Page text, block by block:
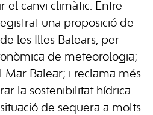
el canvi climàtic. Entre
una proposició de
les Illes Balears, per
de meteorologia;
Balear; i reclama més
la sostenibilitat hídrica
de sequera a molts